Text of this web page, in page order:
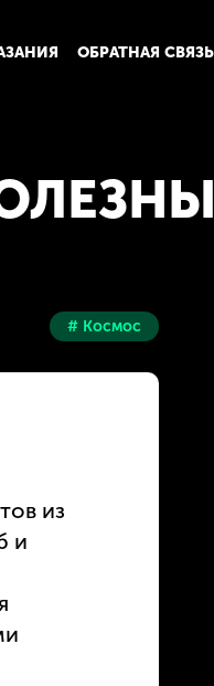
ОБРАТНАЯ СВЯЗЬ
# Космос
из
и